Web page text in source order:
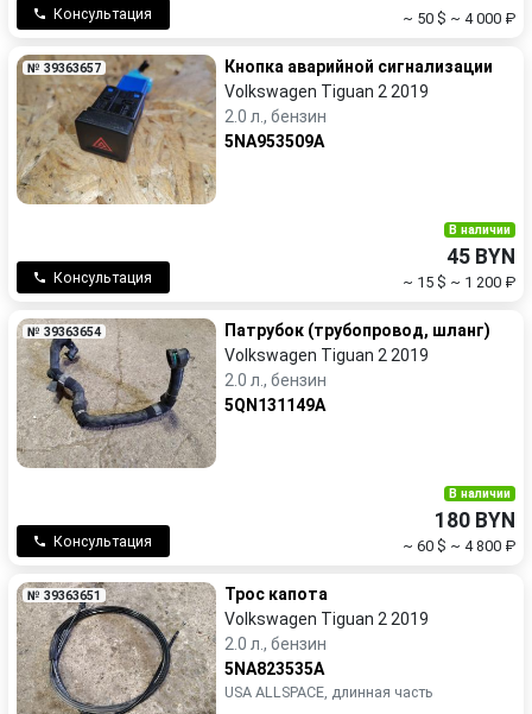
Консультация ~ 50 $ ~ 4 000 ₽
№ 39363657
Кнопка аварийной сигнализации
Volkswagen Tiguan 2 2019
2.0 л., бензин
5NA953509A
Консультация
В наличии
45 BYN
~ 15 $ ~ 1 200 ₽
№ 39363654
Патрубок (трубопровод, шланг)
Volkswagen Tiguan 2 2019
2.0 л., бензин
5QN131149A
Консультация
В наличии
180 BYN
~ 60 $ ~ 4 800 ₽
№ 39363651
Трос капота
Volkswagen Tiguan 2 2019
2.0 л., бензин
5NA823535A
USA ALLSPACE, длинная часть